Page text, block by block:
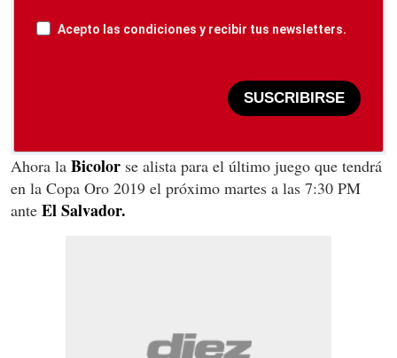
Acepto las condiciones y recibir tus newsletters.
SUSCRIBIRSE
Ahora la Bicolor se alista para el último juego que tendrá
en la Copa Oro 2019 el próximo martes a las 7:30 PM
ante El Salvador.